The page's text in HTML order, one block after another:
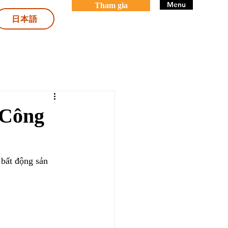
日本語
Menu
Tham gia
động sản